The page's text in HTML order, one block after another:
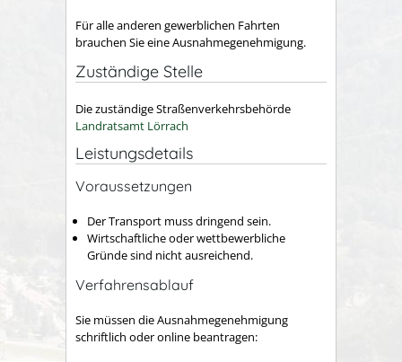
Für alle anderen gewerblichen Fahrten
brauchen Sie eine Ausnahmegenehmigung.
Zuständige Stelle
Die zuständige Straßenverkehrsbehörde
Landratsamt Lörrach
Leistungsdetails
Voraussetzungen
Der Transport muss dringend sein.
Wirtschaftliche oder wettbewerbliche
Gründe sind nicht ausreichend.
Verfahrensablauf
Sie müssen die Ausnahmegenehmigung
schriftlich oder online beantragen: